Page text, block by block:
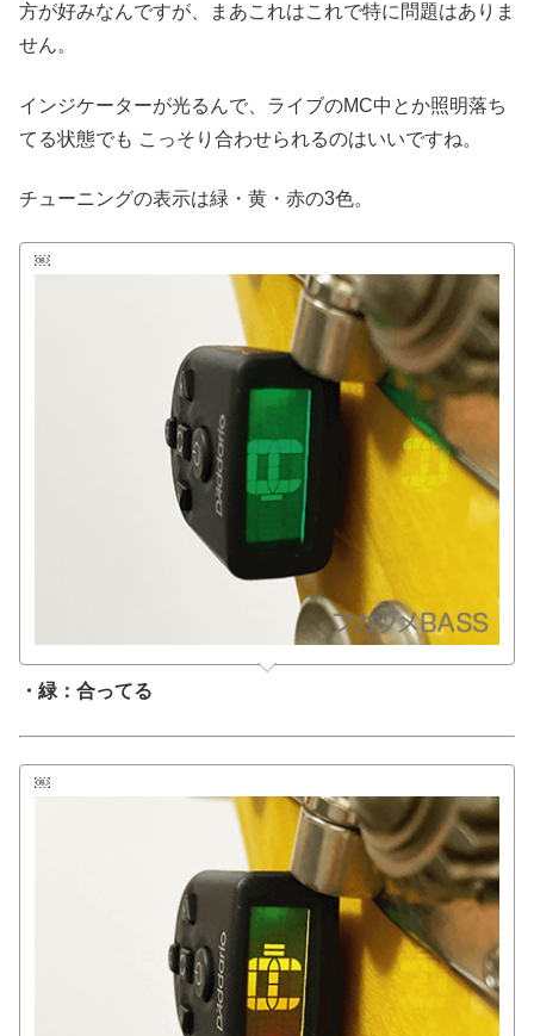
方が好みなんですが、まあこれはこれで特に問題はありま
せん。
インジケーターが光るんで、ライブのMC中とか照明落ち
てる状態でも こっそり合わせられるのはいいですね。
チューニングの表示は緑・黄・赤の3色。
￼
・緑：合ってる
￼